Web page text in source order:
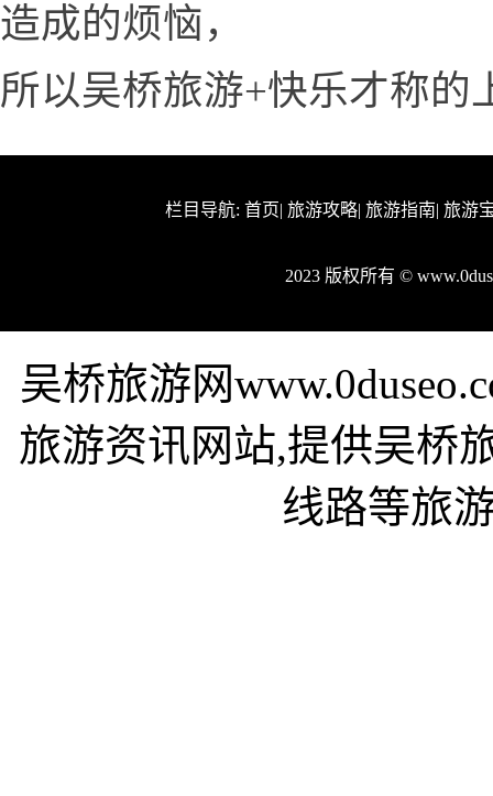
造成的烦恼，
所以吴桥旅游+快乐才称的
栏目导航: 首页| 旅游攻略| 旅游指南| 旅游
2023 版权所有 ©
吴桥旅游网
旅游资讯网站,提供吴桥
线路等旅